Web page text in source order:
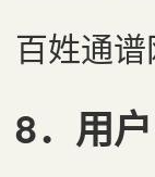
百姓通
8．用